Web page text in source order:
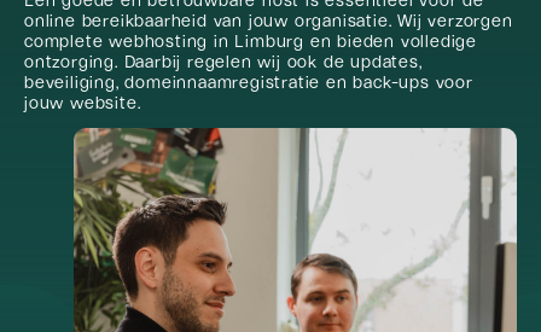
online bereikbaarheid van jouw organisatie. Wij verzorgen
complete webhosting in Limburg en bieden volledige
ontzorging. Daarbij regelen wij ook de updates,
beveiliging, domeinnaamregistratie en back-ups voor
jouw website.